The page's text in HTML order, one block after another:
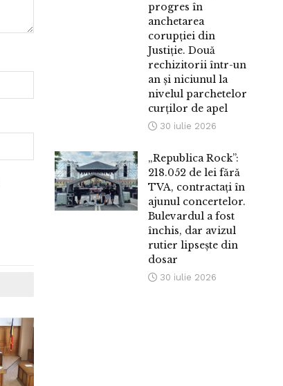
progres în
anchetarea
corupției din
Justiție. Două
rechizitorii într-un
an și niciunul la
nivelul parchetelor
curților de apel
30 iulie 2026
„Republica Rock”:
218.052 de lei fără
TVA, contractați în
ajunul concertelor.
Bulevardul a fost
închis, dar avizul
rutier lipsește din
dosar
30 iulie 2026